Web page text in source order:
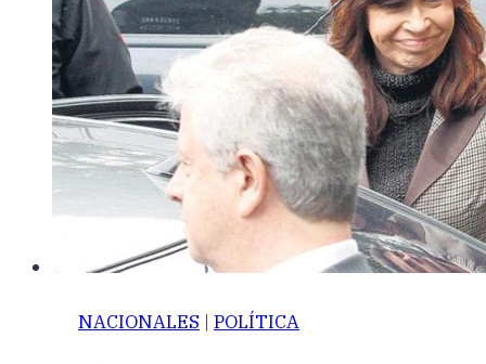
NACIONALES | POLÍTICA